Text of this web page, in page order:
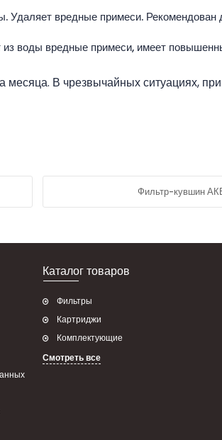
вредные примеси. Рекомендован
воды вредные примеси, имеет
В чрезвычайных ситуациях,
Фильтр-кувшин
Каталог товаров
Фильтры
Картриджи
Комплектующие
Смотреть все